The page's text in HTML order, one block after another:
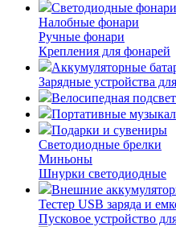
Светодиодные
Налобные фонари
Ручные фонари
Крепления для фонарей
Аккумуляторные
Зарядные устройства
Велосипедная
Портативные
Подарки и сувениры
Светодиодные брелки
Миньоны
Шнурки светодиодные
Внешние
Тестер USB заряда и
Пусковое устройство